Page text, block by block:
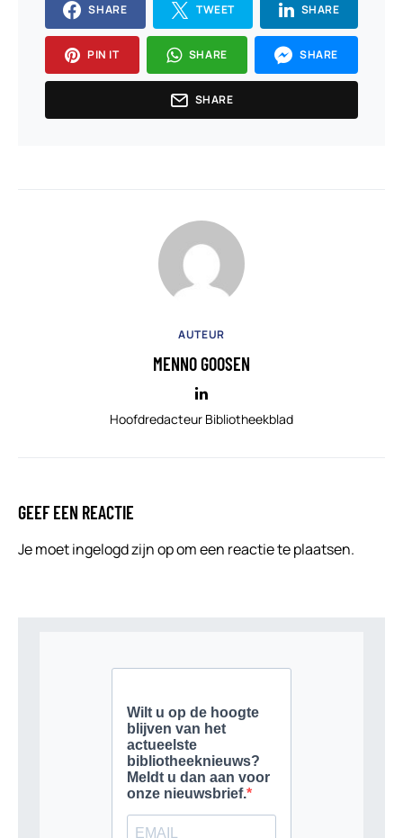
SHARE TWEET SHARE
PIN IT SHARE SHARE
SHARE
AUTEUR
MENNO GOOSEN
Hoofdredacteur Bibliotheekblad
GEEF EEN REACTIE
Je moetingelogd zijn opom een reactie te plaatsen.